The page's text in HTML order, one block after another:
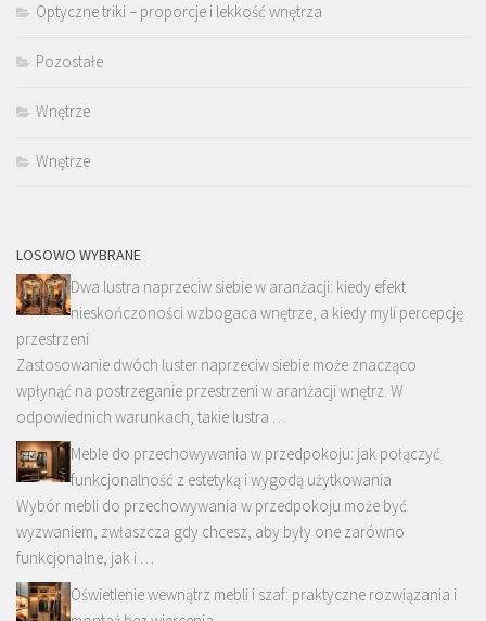
Optyczne triki – proporcje i lekkość wnętrza
Pozostałe
Wnętrze
Wnętrze
LOSOWO WYBRANE
Dwa lustra naprzeciw siebie w aranżacji: kiedy efekt
nieskończoności wzbogaca wnętrze, a kiedy myli percepcję
przestrzeni
Zastosowanie dwóch luster naprzeciw siebie może znacząco
wpłynąć na postrzeganie przestrzeni w aranżacji wnętrz. W
odpowiednich warunkach, takie lustra …
Meble do przechowywania w przedpokoju: jak połączyć
funkcjonalność z estetyką i wygodą użytkowania
Wybór mebli do przechowywania w przedpokoju może być
wyzwaniem, zwłaszcza gdy chcesz, aby były one zarówno
funkcjonalne, jak i …
Oświetlenie wewnątrz mebli i szaf: praktyczne rozwiązania i